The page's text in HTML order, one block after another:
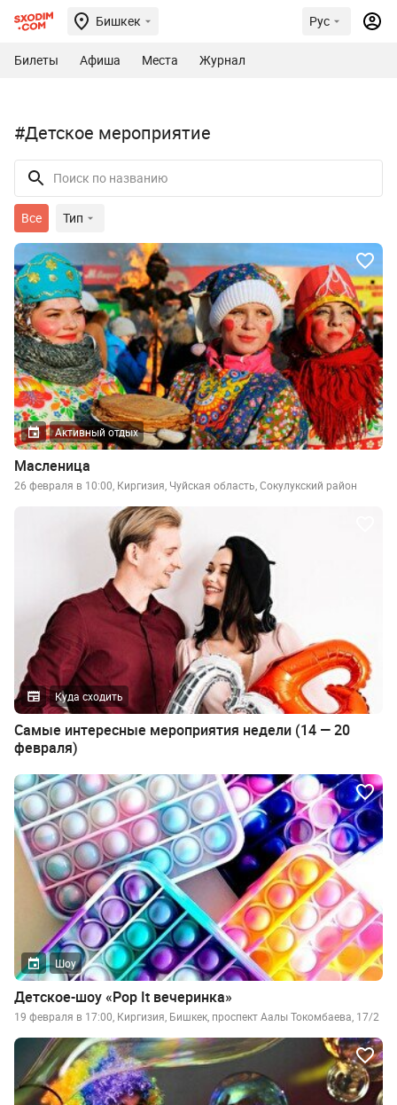
Бишкек Рус
Билеты Афиша Места Журнал
#Детское мероприятие
Все Тип
Активный отдых
Масленица
26 февраля в 10:00, Киргизия, Чуйская область, Сокулукский район
Куда сходить
Самые интересные мероприятия недели (14 — 20
февраля)
Шоу
Детское-шоу «Pop It вечеринка»
19 февраля в 17:00, Киргизия, Бишкек, проспект Аалы Токомбаева, 17/2